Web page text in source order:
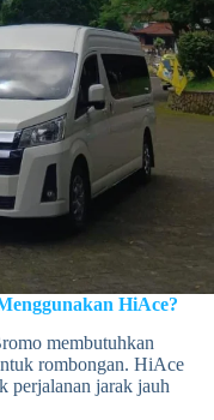
HiAce?
membutuhkan
rombongan. HiAce
perjalanan jarak jauh